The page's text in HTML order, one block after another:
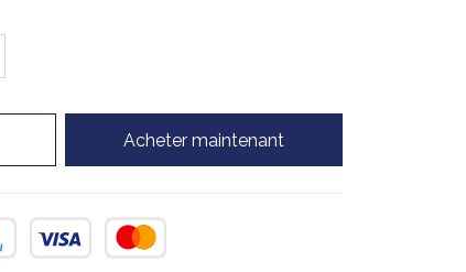
Acheter maintenant